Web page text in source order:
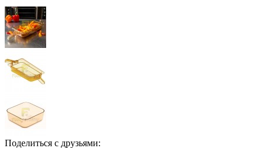
Поделиться с друзьями: